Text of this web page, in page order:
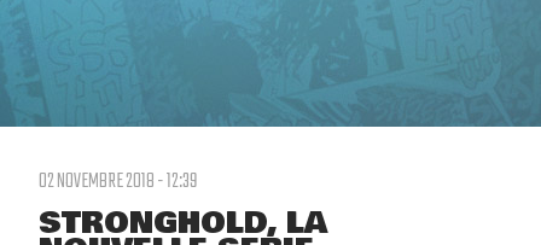
02 NOVEMBRE 2018 - 12:39
STRONGHOLD, LA